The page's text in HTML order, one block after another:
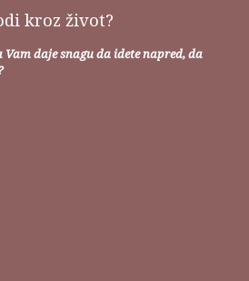
kroz život?
daje snagu da idete napred, da